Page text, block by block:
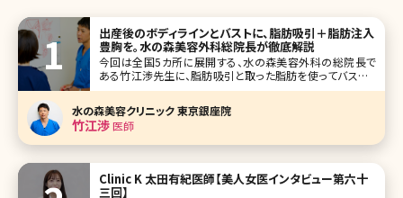
出産後のボディラインとバストに、脂肪吸引＋脂肪注入
豊胸を。水の森美容外科総院長が徹底解説
今回は全国5カ所に展開する、水の森美容外科の総院長で
ある竹江渉先生に、脂肪吸引と取った脂肪を使ってバストア
ップする脂肪注入豊胸について、詳しく解説して頂きました。
通常の脂肪吸引のメリット、デメリットはもちろん、産後の女
性の多くが直面するボディラインの悩み、授乳後のバストの
萎縮などのお悩みにつ
水の森美容クリニック 東京銀座院
竹江渉医師
Clinic K 太田有紀医師【美人女医インタビュー第六十
三回】